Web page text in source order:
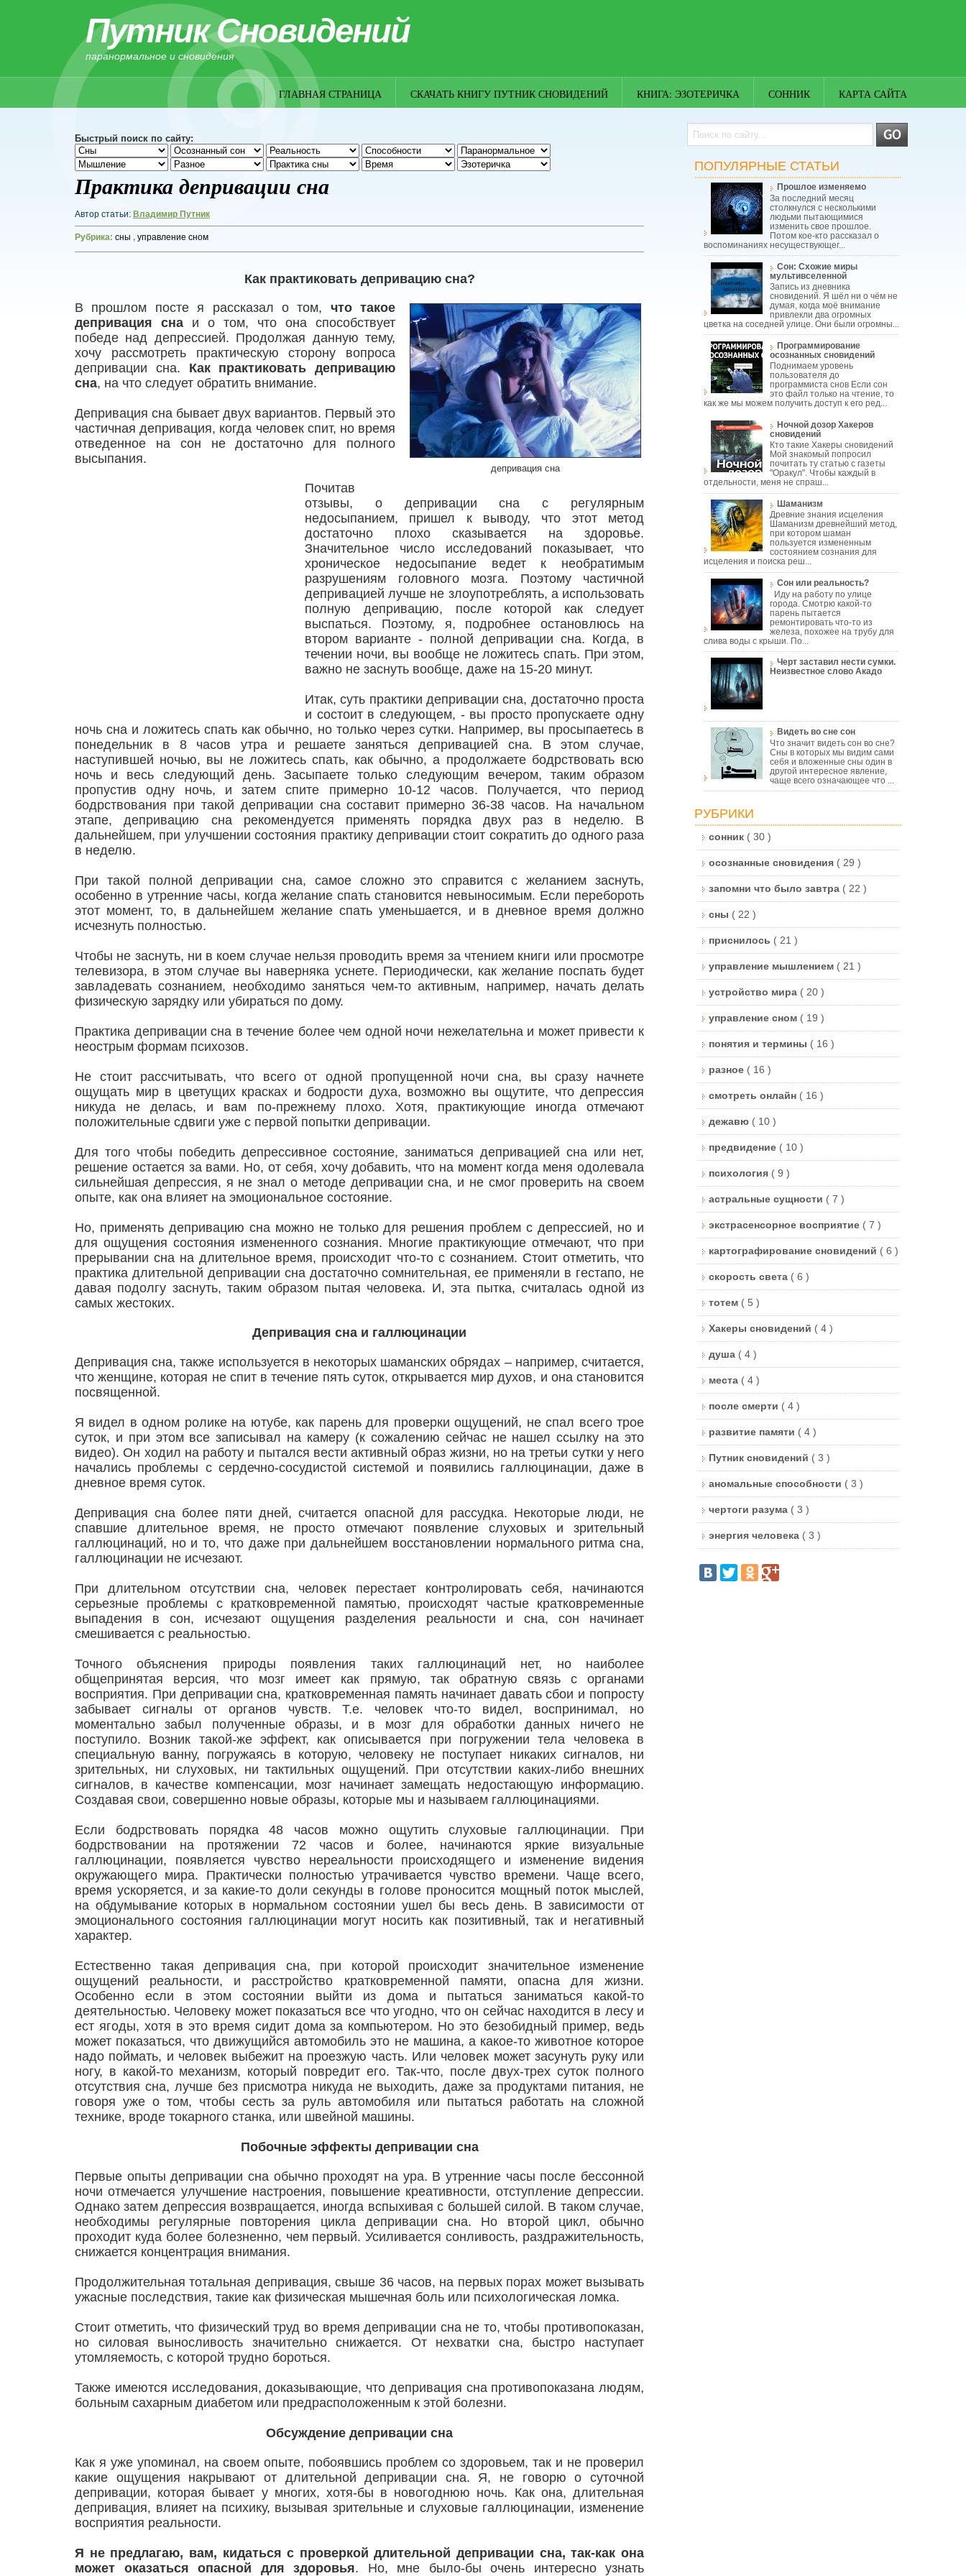
Путник Сновидений
паранормальное и сновидения
ГЛАВНАЯ СТРАНИЦА СКАЧАТЬ КНИГУ ПУТНИК СНОВИДЕНИЙ КНИГА: ЭЗОТЕРИЧКА СОННИК КАРТА САЙТА
Быстрый поиск по сайту:
Практика депривации сна
Автор статьи: Владимир Путник
Рубрика: сны , управление сном
Как практиковать депривацию сна?
депривация сна
В прошлом посте я рассказал о том, что такое
депривация сна и о том, что она способствует
победе над депрессией. Продолжая данную тему,
хочу рассмотреть практическую сторону вопроса
депривации сна. Как практиковать депривацию
сна, на что следует обратить внимание.
Депривация сна бывает двух вариантов. Первый это
частичная депривация, когда человек спит, но время
отведенное на сон не достаточно для полного
высыпания.
Почитав
отзывы, о депривации сна с регулярным
недосыпанием, пришел к выводу, что этот метод
достаточно плохо сказывается на здоровье.
Значительное число исследований показывает, что
хроническое недосыпание ведет к необратимым
разрушениям головного мозга. Поэтому частичной
депривацией лучше не злоупотреблять, а использовать
полную депривацию, после которой как следует
выспаться. Поэтому, я, подробнее остановлюсь на
втором варианте - полной депривации сна. Когда, в
течении ночи, вы вообще не ложитесь спать. При этом,
важно не заснуть вообще, даже на 15-20 минут.
Итак, суть практики депривации сна, достаточно проста
и состоит в следующем, - вы просто пропускаете одну
ночь сна и ложитесь спать как обычно, но только через сутки. Например, вы просыпаетесь в
понедельник в 8 часов утра и решаете заняться депривацией сна. В этом случае,
наступившей ночью, вы не ложитесь спать, как обычно, а продолжаете бодрствовать всю
ночь и весь следующий день. Засыпаете только следующим вечером, таким образом
пропустив одну ночь, и затем спите примерно 10-12 часов. Получается, что период
бодрствования при такой депривации сна составит примерно 36-38 часов. На начальном
этапе, депривацию сна рекомендуется применять порядка двух раз в неделю. В
дальнейшем, при улучшении состояния практику депривации стоит сократить до одного раза
в неделю.
При такой полной депривации сна, самое сложно это справится с желанием заснуть,
особенно в утренние часы, когда желание спать становится невыносимым. Если перебороть
этот момент, то, в дальнейшем желание спать уменьшается, и в дневное время должно
исчезнуть полностью.
Чтобы не заснуть, ни в коем случае нельзя проводить время за чтением книги или просмотре
телевизора, в этом случае вы наверняка уснете. Периодически, как желание поспать будет
завладевать сознанием, необходимо заняться чем-то активным, например, начать делать
физическую зарядку или убираться по дому.
Практика депривации сна в течение более чем одной ночи нежелательна и может привести к
неострым формам психозов.
Не стоит рассчитывать, что всего от одной пропущенной ночи сна, вы сразу начнете
ощущать мир в цветущих красках и бодрости духа, возможно вы ощутите, что депрессия
никуда не делась, и вам по-прежнему плохо. Хотя, практикующие иногда отмечают
положительные сдвиги уже с первой попытки депривации.
Для того чтобы победить депрессивное состояние, заниматься депривацией сна или нет,
решение остается за вами. Но, от себя, хочу добавить, что на момент когда меня одолевала
сильнейшая депрессия, я не знал о методе депривации сна, и не смог проверить на своем
опыте, как она влияет на эмоциональное состояние.
Но, применять депривацию сна можно не только для решения проблем с депрессией, но и
для ощущения состояния измененного сознания. Многие практикующие отмечают, что при
прерывании сна на длительное время, происходит что-то с сознанием. Стоит отметить, что
практика длительной депривации сна достаточно сомнительная, ее применяли в гестапо, не
давая подолгу заснуть, таким образом пытая человека. И, эта пытка, считалась одной из
самых жестоких.
Депривация сна и галлюцинации
Депривация сна, также используется в некоторых шаманских обрядах – например, считается,
что женщине, которая не спит в течение пять суток, открывается мир духов, и она становится
посвященной.
Я видел в одном ролике на ютубе, как парень для проверки ощущений, не спал всего трое
суток, и при этом все записывал на камеру (к сожалению сейчас не нашел ссылку на это
видео). Он ходил на работу и пытался вести активный образ жизни, но на третьи сутки у него
начались проблемы с сердечно-сосудистой системой и появились галлюцинации, даже в
дневное время суток.
Депривация сна более пяти дней, считается опасной для рассудка. Некоторые люди, не
спавшие длительное время, не просто отмечают появление слуховых и зрительный
галлюцинаций, но и то, что даже при дальнейшем восстановлении нормального ритма сна,
галлюцинации не исчезают.
При длительном отсутствии сна, человек перестает контролировать себя, начинаются
серьезные проблемы с кратковременной памятью, происходят частые кратковременные
выпадения в сон, исчезают ощущения разделения реальности и сна, сон начинает
смешивается с реальностью.
Точного объяснения природы появления таких галлюцинаций нет, но наиболее
общепринятая версия, что мозг имеет как прямую, так обратную связь с органами
восприятия. При депривации сна, кратковременная память начинает давать сбои и попросту
забывает сигналы от органов чувств. Т.е. человек что-то видел, воспринимал, но
моментально забыл полученные образы, и в мозг для обработки данных ничего не
поступило. Возник такой-же эффект, как описывается при погружении тела человека в
специальную ванну, погружаясь в которую, человеку не поступает никаких сигналов, ни
зрительных, ни слуховых, ни тактильных ощущений. При отсутствии каких-либо внешних
сигналов, в качестве компенсации, мозг начинает замещать недостающую информацию.
Создавая свои, совершенно новые образы, которые мы и называем галлюцинациями.
Если бодрствовать порядка 48 часов можно ощутить слуховые галлюцинации. При
бодрствовании на протяжении 72 часов и более, начинаются яркие визуальные
галлюцинации, появляется чувство нереальности происходящего и изменение видения
окружающего мира. Практически полностью утрачивается чувство времени. Чаще всего,
время ускоряется, и за какие-то доли секунды в голове проносится мощный поток мыслей,
на обдумывание которых в нормальном состоянии ушел бы весь день. В зависимости от
эмоционального состояния галлюцинации могут носить как позитивный, так и негативный
характер.
Естественно такая депривация сна, при которой происходит значительное изменение
ощущений реальности, и расстройство кратковременной памяти, опасна для жизни.
Особенно если в этом состоянии выйти из дома и пытаться заниматься какой-то
деятельностью. Человеку может показаться все что угодно, что он сейчас находится в лесу и
ест ягоды, хотя в это время сидит дома за компьютером. Но это безобидный пример, ведь
может показаться, что движущийся автомобиль это не машина, а какое-то животное которое
надо поймать, и человек выбежит на проезжую часть. Или человек может засунуть руку или
ногу, в какой-то механизм, который повредит его. Так-что, после двух-трех суток полного
отсутствия сна, лучше без присмотра никуда не выходить, даже за продуктами питания, не
говоря уже о том, чтобы сесть за руль автомобиля или пытаться работать на сложной
технике, вроде токарного станка, или швейной машины.
Побочные эффекты депривации сна
Первые опыты депривации сна обычно проходят на ура. В утренние часы после бессонной
ночи отмечается улучшение настроения, повышение креативности, отступление депрессии.
Однако затем депрессия возвращается, иногда вспыхивая с большей силой. В таком случае,
необходимы регулярные повторения цикла депривации сна. Но второй цикл, обычно
проходит куда более болезненно, чем первый. Усиливается сонливость, раздражительность,
снижается концентрация внимания.
Продолжительная тотальная депривация, свыше 36 часов, на первых порах может вызывать
ужасные последствия, такие как физическая мышечная боль или психологическая ломка.
Стоит отметить, что физический труд во время депривации сна не то, чтобы противопоказан,
но силовая выносливость значительно снижается. От нехватки сна, быстро наступает
утомляемость, с которой трудно бороться.
Также имеются исследования, доказывающие, что депривация сна противопоказана людям,
больным сахарным диабетом или предрасположенным к этой болезни.
Обсуждение депривации сна
Как я уже упоминал, на своем опыте, побоявшись проблем со здоровьем, так и не проверил
какие ощущения накрывают от длительной депривации сна. Я, не говорю о суточной
депривации, которая бывает у многих, хотя-бы в новогоднюю ночь. Как она, длительная
депривация, влияет на психику, вызывая зрительные и слуховые галлюцинации, изменение
восприятия реальности.
Я не предлагаю, вам, кидаться с проверкой длительной депривации сна, так-как она
может оказаться опасной для здоровья. Но, мне было-бы очень интересно узнать
ПОПУЛЯРНЫЕ СТАТЬИ
Прошлое изменяемо
За последний месяц
столкнулся с несколькими
людьми пытающимися
изменить свое прошлое.
Потом кое-кто рассказал о
воспоминаниях несуществующег...
Сон: Схожие миры
мультивселенной
Запись из дневника
сновидений. Я шёл ни о чём не
думая, когда моё внимание
привлекли два огромных
цветка на соседней улице. Они были огромны...
Программирование
осознанных сновидений
Поднимаем уровень
пользователя до
программиста снов Если сон
это файл только на чтение, то
как же мы можем получить доступ к его ред...
Ночной дозор Хакеров
сновидений
Кто такие Хакеры сновидений
Мой знакомый попросил
почитать ту статью с газеты
"Оракул". Чтобы каждый в
отдельности, меня не спраш...
Шаманизм
Древние знания исцеления
Шаманизм древнейший метод,
при котором шаман
пользуется измененным
состоянием сознания для
исцеления и поиска реш...
Сон или реальность?
Иду на работу по улице
города. Смотрю какой-то
парень пытается
ремонтировать что-то из
железа, похожее на трубу для
слива воды с крыши. По...
Черт заставил нести сумки.
Неизвестное слово Акадо
Видеть во сне сон
Что значит видеть сон во сне?
Сны в которых мы видим сами
себя и вложенные сны один в
другой интересное явление,
чаще всего означающее что ...
РУБРИКИ
сонник ( 30 )
осознанные сновидения ( 29 )
запомни что было завтра ( 22 )
сны ( 22 )
приснилось ( 21 )
управление мышлением ( 21 )
устройство мира ( 20 )
управление сном ( 19 )
понятия и термины ( 16 )
разное ( 16 )
смотреть онлайн ( 16 )
дежавю ( 10 )
предвидение ( 10 )
психология ( 9 )
астральные сущности ( 7 )
экстрасенсорное восприятие ( 7 )
картографирование сновидений ( 6 )
скорость света ( 6 )
тотем ( 5 )
Хакеры сновидений ( 4 )
душа ( 4 )
места ( 4 )
после смерти ( 4 )
развитие памяти ( 4 )
Путник сновидений ( 3 )
аномальные способности ( 3 )
чертоги разума ( 3 )
энергия человека ( 3 )